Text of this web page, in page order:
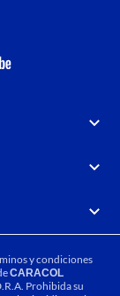
youtube-
y condiciones
CARACOL
Prohibida su